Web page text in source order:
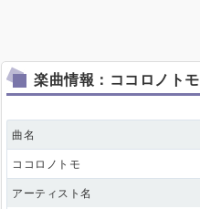
楽曲情報：ココロノトモ
曲名
ココロノトモ
アーティスト名